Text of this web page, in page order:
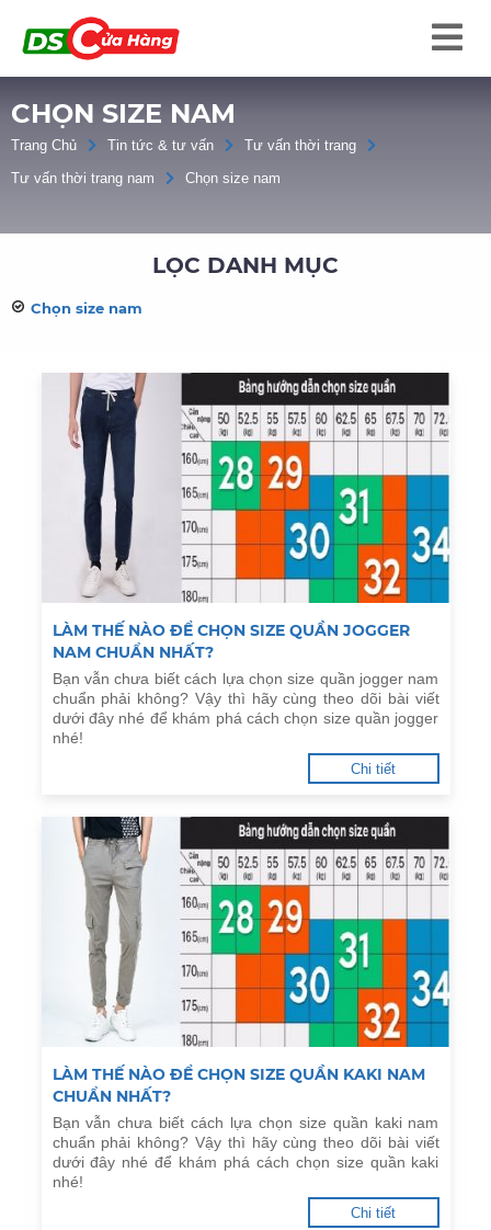
CHỌN SIZE NAM
Trang Chủ Tin tức & tư vấn
Tư vấn thời trang
Tư vấn thời trang nam
Chọn size nam
LỌC DANH MỤC
Chọn size nam
​LÀM THẾ NÀO ĐỂ CHỌN SIZE QUẦN JOGGER
NAM CHUẨN NHẤT?
Bạn vẫn chưa biết cách lựa chọn size quần jogger nam
chuẩn phải không? Vậy thì hãy cùng theo dõi bài viết
dưới đây nhé để khám phá cách chọn size quần jogger
nhé!
Chi tiết
​LÀM THẾ NÀO ĐỂ CHỌN SIZE QUẦN KAKI NAM
CHUẨN NHẤT?
Bạn vẫn chưa biết cách lựa chọn size quần kaki nam
chuẩn phải không? Vậy thì hãy cùng theo dõi bài viết
dưới đây nhé để khám phá cách chọn size quần kaki
nhé!
Chi tiết